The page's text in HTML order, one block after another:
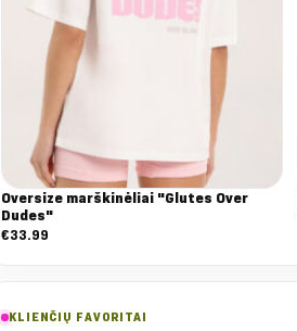
Oversize marškinėliai "Glutes Over
Dudes"
€33.99
KLIENČIŲ FAVORITAI